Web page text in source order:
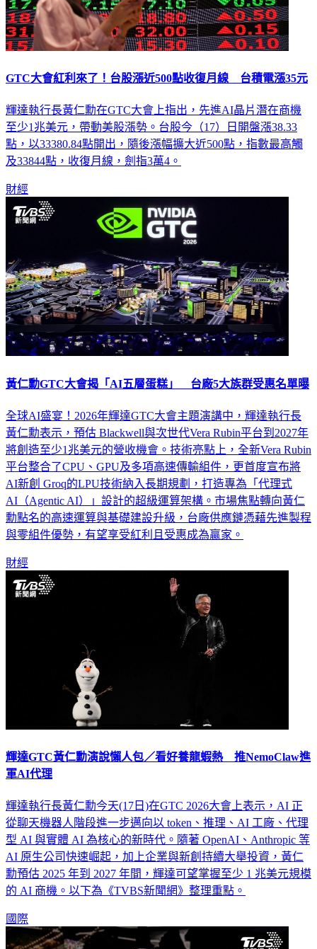
GTC大會紅利來了！台股漲近500點收復月線 台積電漲35元
輝達執行長黃仁勳在GTC大會上指出，先進AI晶片潛在商機
至少1兆美元，帶動美股漲勢。台股今（17）日開盤漲38.33
點，以33380.84點開出，隨後漲幅擴大近500點，指數最高觸
及33844點，收復月線，劍指3萬4。
財經
黃仁勳GTC大會揭「AI五層蛋糕」 台廠5大族群受惠名單曝
全球AI盛宴！2026年輝達GTC大會主題演講中，輝達執行長
黃仁勳表示，預估 Blackwell與次世代Vera Rubin平台到2027年
將創造至少1兆美元的營收機會。技術亮點上，全新Vera Rubin
平台整合了CPU、GPU及多項高速傳輸組件，更首度宣布將
AI新創 Groq的LPU技術納入長期規劃，打造專為「代理式
AI（Agentic AI）」設計的超級運算架構。市場焦點轉向黃仁
勳點名的高速運算與基礎建設升級，台廠供應鏈憑藉先進製程
與零組件優勢，有望享受紅利且受惠成為贏家。
財經
輝達GTC黃仁勳演說懶人包／看好養龍蝦熱 推NemoClaw進
軍AI代理
輝達執行長黃仁勳今天(17日)在GTC 2026大會上表示，AI 正
從聊天機器人階段進一步邁向以 token、推理、AI 工廠、代理
型 AI 與實體 AI 為核心的新時代。隨著 OpenAI、Anthropic 等
AI 原生公司快速崛起，加上企業與新創持續大舉投資，黃仁
勳預估 2025 年到 2027 年間，輝達可望掌握至少 1 兆美元規模
的 AI 商機。以下為《TVBS新聞網》整理重點。
國際